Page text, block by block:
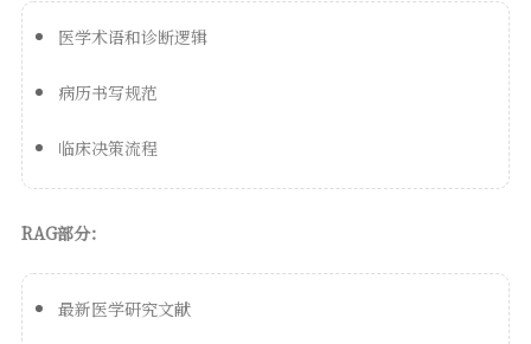
医学术语和诊断逻辑
病历书写规范
临床决策流程
RAG部分：
最新医学研究文献